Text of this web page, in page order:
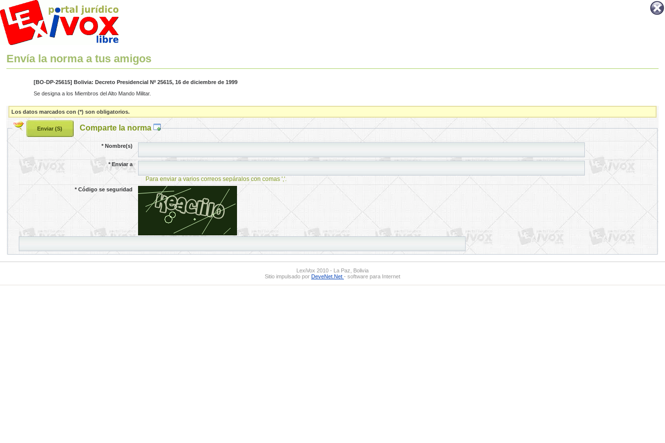
Envía la norma a tus amigos
[BO-DP-25615] Bolivia: Decreto Presidencial Nº 25615, 16 de diciembre de 1999
Se designa a los Miembros del Alto Mando Militar.
Los datos marcados con (*) son obligatorios.
Comparte la norma
*Nombre(s)
*Enviar a
Para enviar a varios correos sepáralos con comas ','.
*Código se seguridad
LexiVox 2010 - La Paz, Bolivia
Sitio impulsado por DeveNet.Net - software para Internet